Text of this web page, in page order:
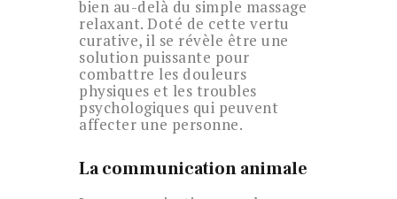
bien au-delà du simple massage
relaxant. Doté de cette vertu
curative, il se révèle être une
solution puissante pour
combattre les douleurs
physiques et les troubles
psychologiques qui peuvent
affecter une personne.
La communication animale